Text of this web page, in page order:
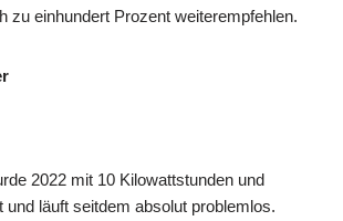
zu einhundert Prozent weiterempfehlen.
2022 mit 10 Kilowattstunden und
und läuft seitdem absolut problemlos.